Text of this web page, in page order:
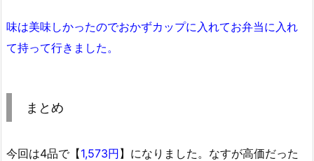
味は美味しかったのでおかずカップに入れてお弁当に入れ
て持って行きました。
まとめ
今回は4品で【1,573円】になりました。なすが高価だった